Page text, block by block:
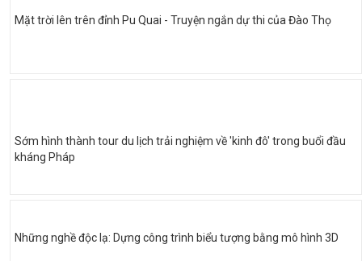
Mặt trời lên trên đỉnh Pu Quai - Truyện ngắn dự thi của Đào Thọ
Sớm hình thành tour du lịch trải nghiệm về 'kinh đô' trong buổi đầu
kháng Pháp
Những nghề độc lạ: Dựng công trình biểu tượng bằng mô hình 3D